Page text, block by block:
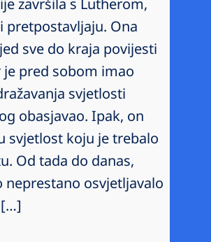
pretpostavljaju. Ona
sve do kraja povijesti
je pred sobom imao
svjetlosti
obasjavao. Ipak, on
svjetlost koju je trebalo
Od tada do danas,
neprestano osvjetljavalo
[…]